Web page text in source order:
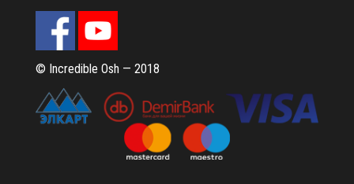
© Incredible Osh — 2018